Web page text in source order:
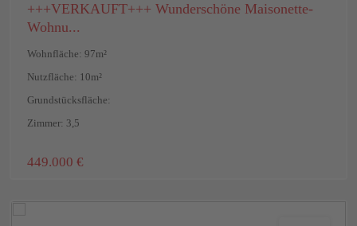
+++VERKAUFT+++ Wunderschöne Maisonette-
Wohnu...
Wohnfläche: 97m²
Nutzfläche: 10m²
Grundstücksfläche:
Zimmer: 3,5
449.000 €
Breckenheim